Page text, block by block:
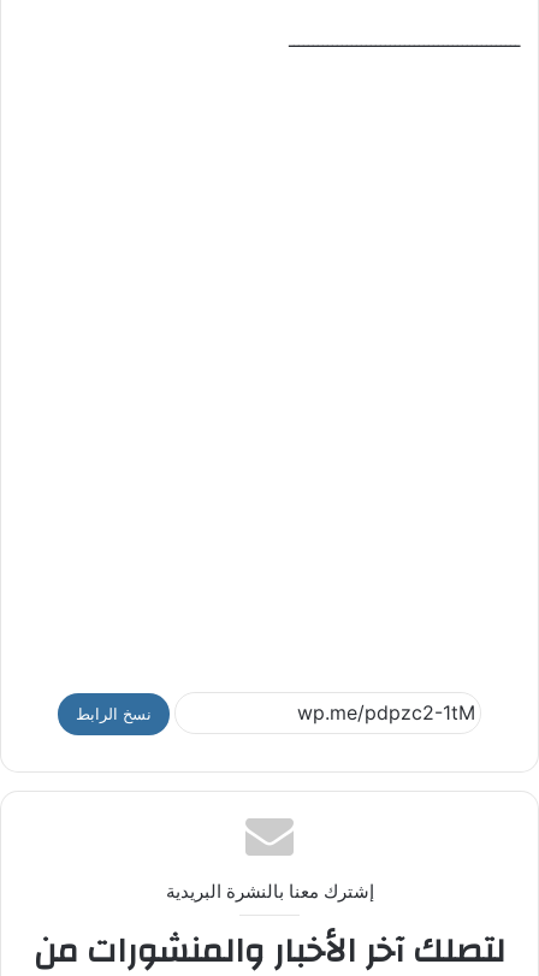
ــــــــــــــــــــــــــــــــــــــــــــــــ
نسخ الرابط
إشترك معنا بالنشرة البريدية
لتصلك آخر الأخبار والمنشورات من